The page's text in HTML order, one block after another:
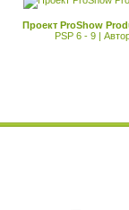
Проект ProShow
PSP 6 - 9 |